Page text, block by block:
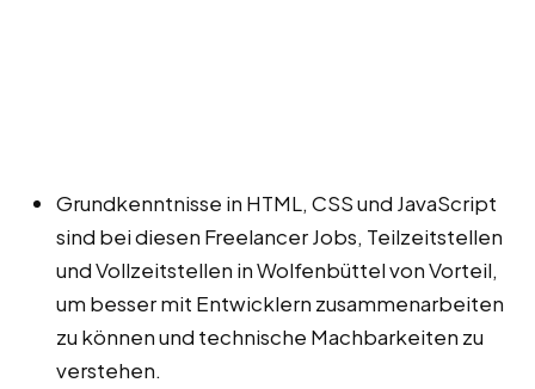
Grundkenntnisse in HTML, CSS und JavaScript
sind bei diesen Freelancer Jobs, Teilzeitstellen
und Vollzeitstellen in Wolfenbüttel von Vorteil,
um besser mit Entwicklern zusammenarbeiten
zu können und technische Machbarkeiten zu
verstehen.